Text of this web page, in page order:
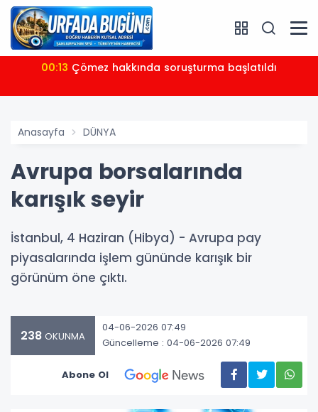
00:13 Çömez hakkında soruşturma başlatıldı
Anasayfa DÜNYA
Avrupa borsalarında
karışık seyir
İstanbul, 4 Haziran (Hibya) - Avrupa pay
piyasalarında işlem gününde karışık bir
görünüm öne çıktı.
238 OKUNMA
04-06-2026 07:49
Güncelleme : 04-06-2026 07:49
Abone Ol